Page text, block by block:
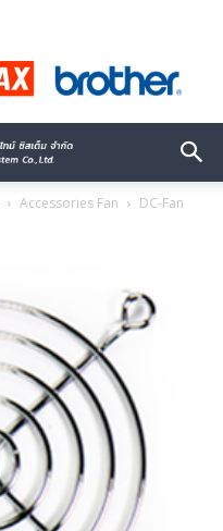
Accessories Fan
DC-Fan